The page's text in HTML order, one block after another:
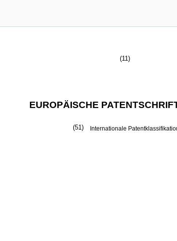
(11)
EUROPÄISCHE
(51) Internationale